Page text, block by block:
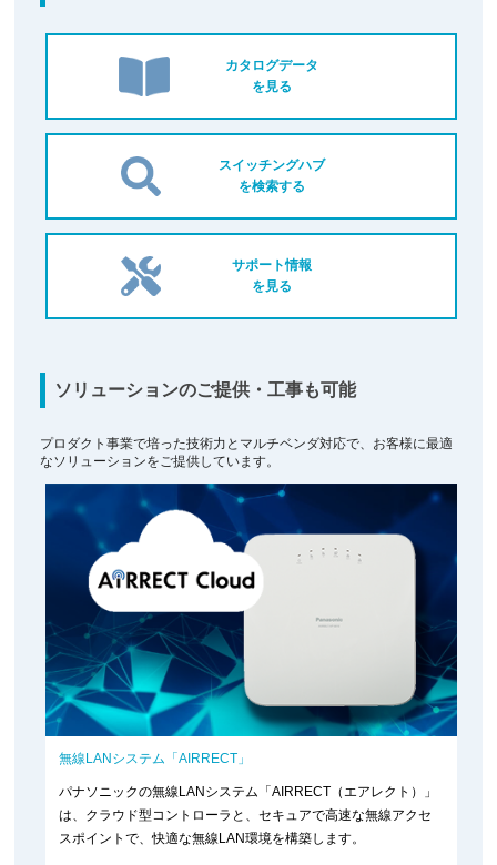
カタログデータ
を見る
スイッチングハブ
を検索する
サポート情報
を見る
ソリューションのご提供・工事も可能
プロダクト事業で培った技術力とマルチベンダ対応で、お客様に最適
なソリューションをご提供しています。
無線LANシステム「AIRRECT」
パナソニックの無線LANシステム「AIRRECT（エアレクト）」
は、クラウド型コントローラと、セキュアで高速な無線アクセ
スポイントで、快適な無線LAN環境を構築します。